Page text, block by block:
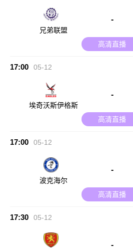
兄弟联盟
-
高清直播
17:00 05-12
埃奇沃斯伊格斯
-
高清直播
17:00 05-12
波克海尔
-
高清直播
17:30 05-12
-